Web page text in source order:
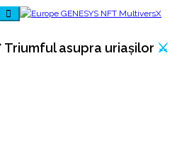
Triumful asupra uriașilor ⚔️